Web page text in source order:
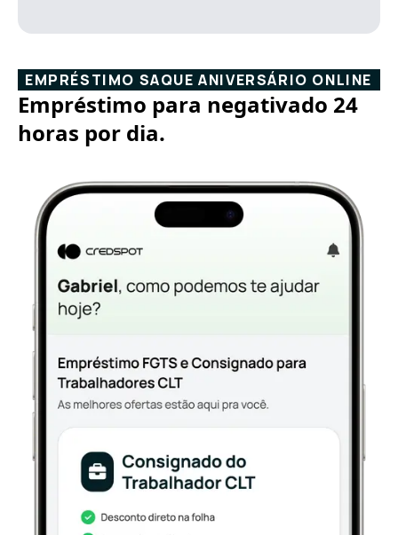
EMPRÉSTIMO SAQUE ANIVERSÁRIO ONLINE
Empréstimo para negativado 24
horas por dia.